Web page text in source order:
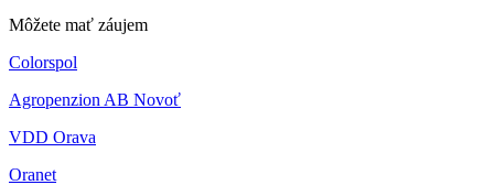
Môžete mať záujem
Colorspol
Agropenzion AB Novoť
VDD Orava
Oranet